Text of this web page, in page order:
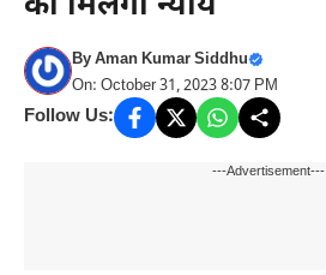
ByAman Kumar Siddhu
On: October 31, 2023 8:07 PM
Follow Us:
---Advertisement---